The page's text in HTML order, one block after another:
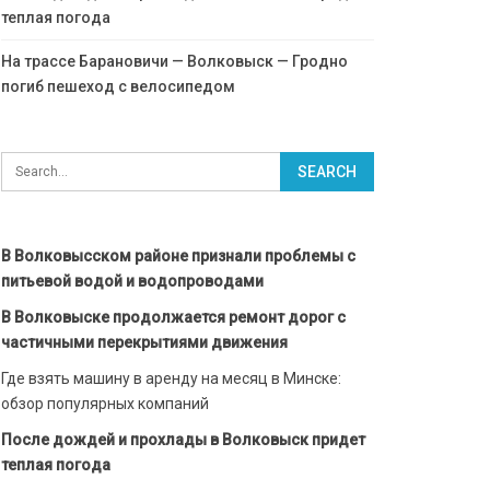
теплая погода
На трассе Барановичи — Волковыск — Гродно
погиб пешеход с велосипедом
В Волковысском районе признали проблемы с
питьевой водой и водопроводами
В Волковыске продолжается ремонт дорог с
частичными перекрытиями движения
Где взять машину в аренду на месяц в Минске:
обзор популярных компаний
После дождей и прохлады в Волковыск придет
теплая погода